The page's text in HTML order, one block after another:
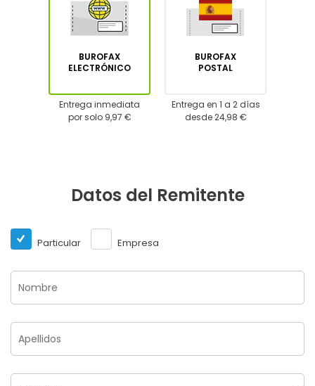
BUROFAX
ELECTRÓNICO
Entrega inmediata
por solo 9,97 €
BUROFAX
POSTAL
Entrega en 1 a 2 días
desde 24,98 €
Datos del Remitente
Particular Empresa